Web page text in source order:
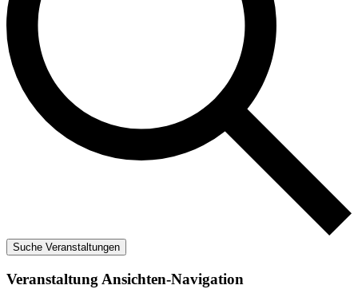
Suche Veranstaltungen
Veranstaltung Ansichten-Navigation